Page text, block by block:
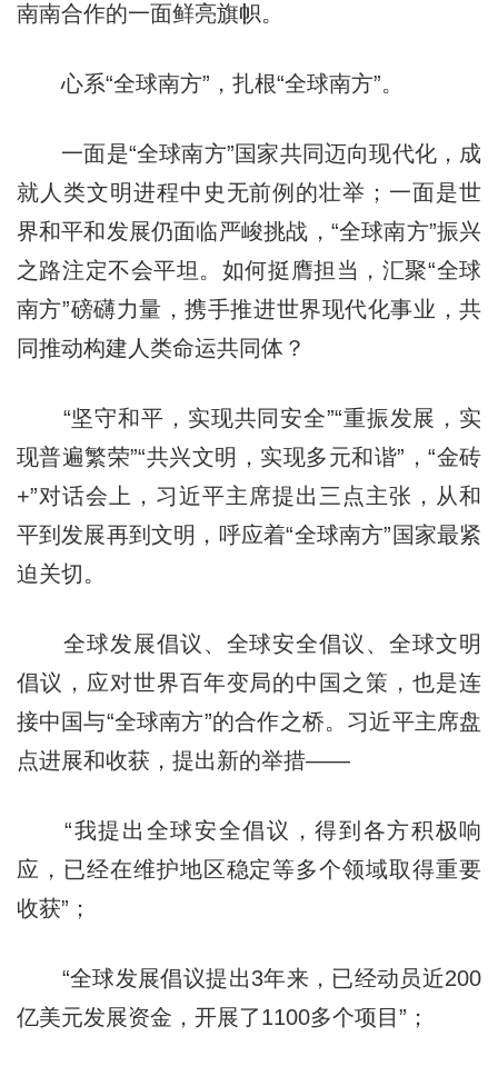
南南合作的一面鲜亮旗帜。
心系“全球南方”，扎根“全球南方”。
一面是“全球南方”国家共同迈向现代化，成
就人类文明进程中史无前例的壮举；一面是世
界和平和发展仍面临严峻挑战，“全球南方”振兴
之路注定不会平坦。如何挺膺担当，汇聚“全球
南方”磅礴力量，携手推进世界现代化事业，共
同推动构建人类命运共同体？
“坚守和平，实现共同安全”“重振发展，实
现普遍繁荣”“共兴文明，实现多元和谐”，“金砖
+”对话会上，习近平主席提出三点主张，从和
平到发展再到文明，呼应着“全球南方”国家最紧
迫关切。
全球发展倡议、全球安全倡议、全球文明
倡议，应对世界百年变局的中国之策，也是连
接中国与“全球南方”的合作之桥。习近平主席盘
点进展和收获，提出新的举措——
“我提出全球安全倡议，得到各方积极响
应，已经在维护地区稳定等多个领域取得重要
收获”；
“全球发展倡议提出3年来，已经动员近200
亿美元发展资金，开展了1100多个项目”；